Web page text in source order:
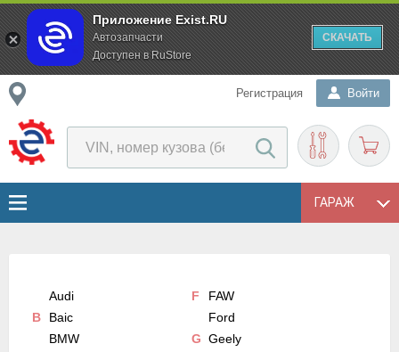
Приложение Exist.RU
Автозапчасти
Доступен в RuStore
СКАЧАТЬ
Регистрация Войти
ГАРАЖ
Audi
B
Baic
BMW
F
FAW
Ford
G Geely